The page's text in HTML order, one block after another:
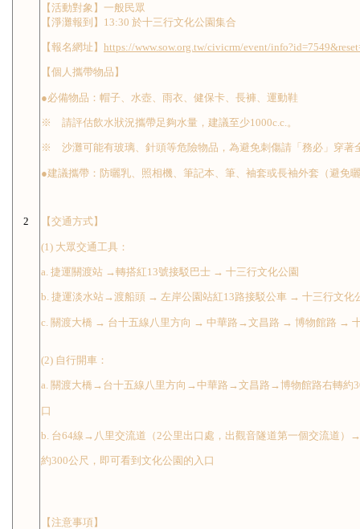
2
【活動對象】一般民眾
【淨灘報到】13:30 於十三行文化公園集合
【報名網址】 https://www.sow.org.tw/civicrm/event/
【個人攜帶物品】
●必備物品：帽子、水壺、雨衣、健保卡、長褲、運動鞋
※ 請評估飲水狀況攜帶足夠水量，建議至少1000c.c.。
※ 沙灘可能有玻璃、針頭等危險物品，為避免刺傷請「務必」穿著
●建議攜帶：防曬乳、照相機、筆記本、筆、袖套或長袖外套（避免
【交通方式】
(1) 大眾交通工具：
a. 捷運關渡站 →轉搭紅13號接駁巴士 → 十三行文化公園
b. 捷運淡水站→渡船頭 → 左岸公園站紅13路接駁公車 → 十三行文化
c. 關渡大橋 → 台十五線八里方向 → 中華路→文昌路 → 博物館路 →
(2) 自行開車：
a. 關渡大橋→台十五線八里方向→中華路→文昌路→博物館路右轉約
口
b. 台64線→八里交流道（2公里出口處，出觀音隧道第一個交流道
約300公尺，即可看到文化公園的入口
【注意事項】